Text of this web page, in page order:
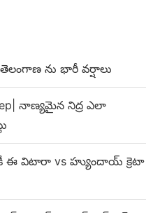
తెలంగాణ ను భారీ వర్షాలు
నాణ్యమైన నిద్ర ఎలా
ఈ విటారా vs హ్యుందాయ్ క్రెటా